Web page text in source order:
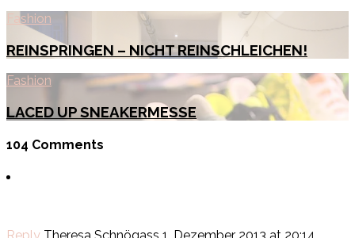
Fashion
REINSPRINGEN – NICHT REINSCHLEICHEN!
Fashion
LACED UP SNEAKERMESSE
104 Comments